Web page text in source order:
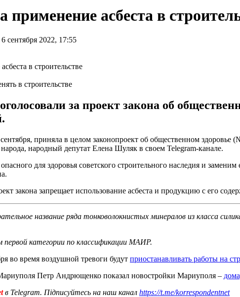
применение асбеста в
сентября 2022, 17:55
в строительстве
за проект закона об
приняла в целом законопроект об общественном здоровье
народный депутат Елена Шуляк в своем Telegram-канале.
для здоровья советского строительного наследия и
закона запрещает использование асбеста и продукцию с его
название ряда тонковолокнистых минералов из класса
первой категории по классификации МАИР.
во время воздушной тревоги будут приостанавливать работы на
Петр Андрющенко показал новостройки Мариуполя –
в Telegram. Підписуйтесь на наш канал https://t.me/korrespondentnet